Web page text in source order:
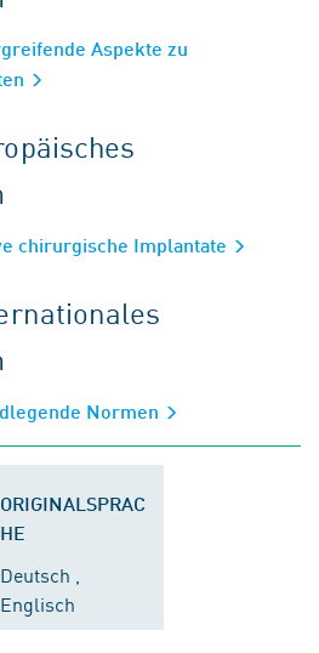
Aspekte zu
chirurgische Implantate
Normen
ORIGINALSPRAC
HE
Deutsch ,
Englisch